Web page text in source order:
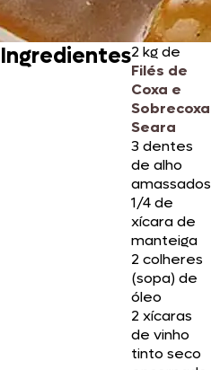
Ingredientes2 kg de
Filés de
Coxa e
Sobrecoxa
Seara
3 dentes
de alho
amassados
1/4 de
xícara de
manteiga
2 colheres
(sopa) de
óleo
2 xícaras
de vinho
tinto seco